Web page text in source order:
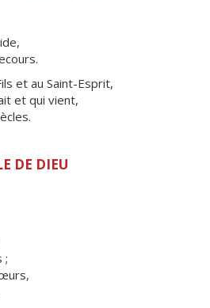
et au Saint-Esprit,
et qui vient,
DE DIEU
;